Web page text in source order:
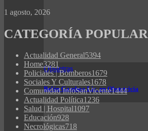
Obstetras
Belén Gamboa Lic. en Obstetricia
1 agosto, 2026
CATEGORÍA POPULAR
Actualidad General5394
Home3281
Policiales | Bomberos1679
Sociales Y Culturales1678
Comunidad InfoSanVicente1444
Actualidad Política1236
Salud | Hospital1097
Educación928
Necrológicas718